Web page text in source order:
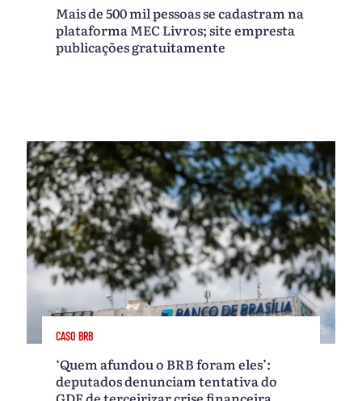
Mais de 500 mil pessoas se cadastram na
plataforma MEC Livros; site empresta
publicações gratuitamente
CASO BRB
‘Quem afundou o BRB foram eles’:
deputados denunciam tentativa do